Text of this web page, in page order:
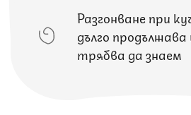
Разгонване при
дълго продължава
трябва да знаем